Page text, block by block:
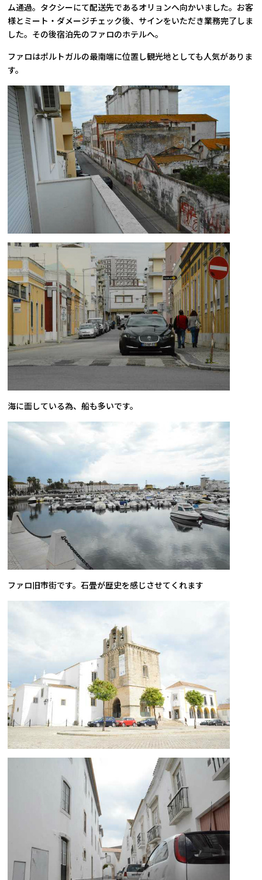
ム通過。タクシーにて配送先であるオリョンへ向かいました。お客
様とミート・ダメージチェック後、サインをいただき業務完了しま
した。その後宿泊先のファロのホテルへ。
ファロはポルトガルの最南端に位置し観光地としても人気がありま
す。
海に面している為、船も多いです。
ファロ旧市街です。石畳が歴史を感じさせてくれます